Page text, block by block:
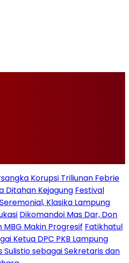
Korupsi Triliunan Febrie
Ditahan Kejagung Festival
Klasika Lampung
Dikomandoi Mas Dar, Don
Makin Progresif Fatikhatul
Ketua DPC PKB Lampung
Sulistio sebagai Sekretaris dan